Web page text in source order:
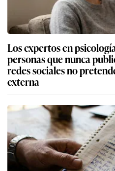
Los expertos en
personas que nunca
redes sociales no
externa